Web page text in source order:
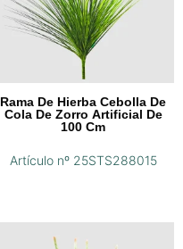
Rama De Hierba Cebolla De
Cola De Zorro Artificial De
100 Cm
Artículo nº 25STS288015